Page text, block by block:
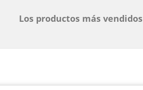
Los productos más vendidos